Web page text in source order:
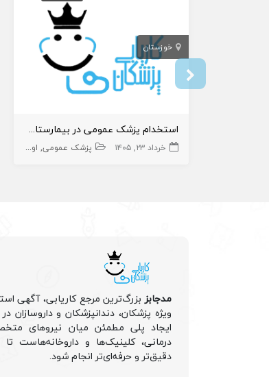
خوزستان
استخدام پزشک عمومی در بیمارستان شهدا هندیجان
خرداد ۲۳, ۱۴۰۵ پزشک عمومی اورژانس
مدجابزبزرگ‌ترین مرجع کاریابی، آگهی
ویژه پزشکان، دندانپزشکان و
ایجاد پلی مطمئن میان نیروهای
درمانی، کلینیک‌ها و داروخانه‌هاست
دقیق‌تر و حرفه‌ای‌تر انجام شود.